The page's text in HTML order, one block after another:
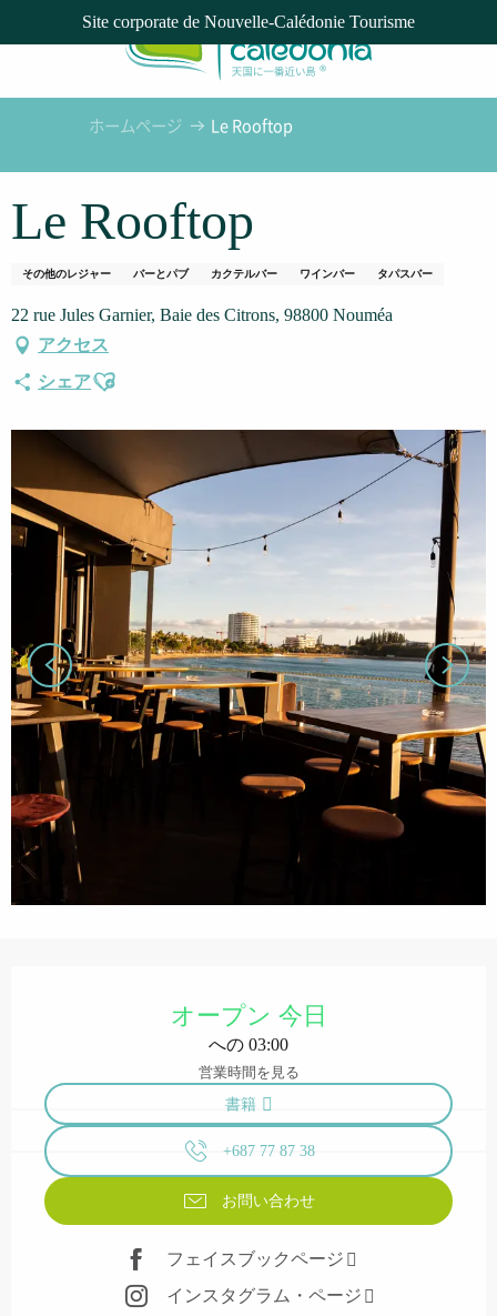
Site corporate de Nouvelle-Calédonie Tourisme
ホームページ Le Rooftop
Le Rooftop
その他のレジャー バーとパブ カクテルバー ワインバー タパスバー
22 rue Jules Garnier, Baie des Citrons, 98800 Nouméa
アクセス
シェアAjouter aux favoris
オープン 今日
への 03:00
営業時間を見る
書籍
+687 77 87 38
お問い合わせ
フェイスブックページ
インスタグラム・ページ